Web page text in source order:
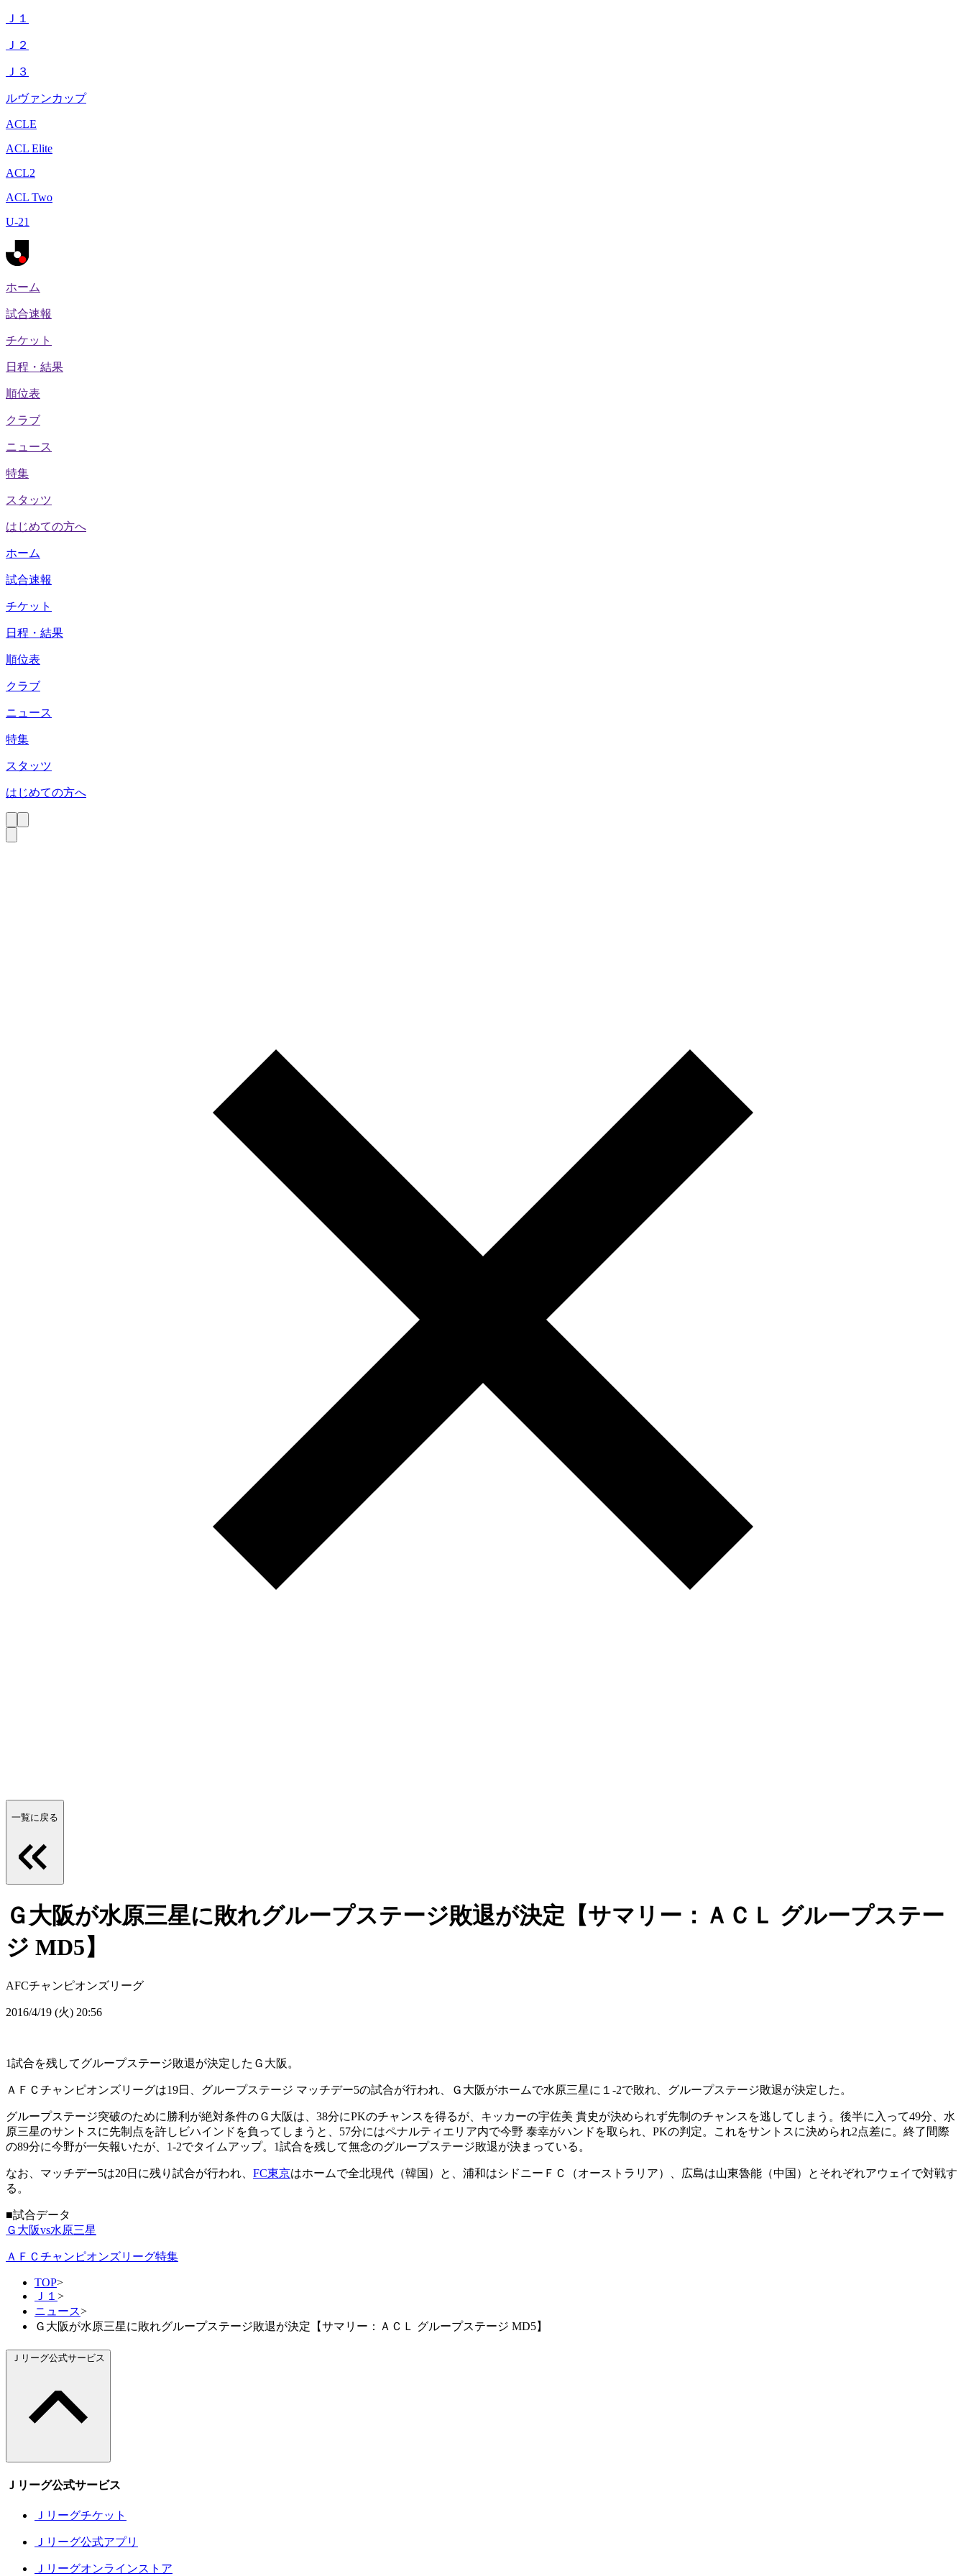
Ｊ１
Ｊ２
Ｊ３
ルヴァンカップ
ACLE
ACL Elite
ACL2
ACL Two
U-21
ホーム
試合速報
チケット
日程・結果
順位表
クラブ
ニュース
特集
スタッツ
はじめての方へ
ホーム
試合速報
チケット
日程・結果
順位表
クラブ
ニュース
特集
スタッツ
はじめての方へ
一覧に戻る
Ｇ大阪が水原三星に敗れグループステージ敗退が決定【サマリー：ＡＣＬ グループステー
ジ MD5】
AFCチャンピオンズリーグ
2016/4/19 (火) 20:56
1試合を残してグループステージ敗退が決定したＧ大阪。
ＡＦＣチャンピオンズリーグは19日、グループステージ マッチデー5の試合が行われ、Ｇ大阪がホームで水原三星に１-2で敗れ、グループステージ敗退が決定した。
グループステージ突破のために勝利が絶対条件のＧ大阪は、38分にPKのチャンスを得るが、キッカーの宇佐美 貴史が決められず先制のチャンスを逃してしまう。後半に入って49分、水
原三星のサントスに先制点を許しビハインドを負ってしまうと、57分にはペナルティエリア内で今野 泰幸がハンドを取られ、PKの判定。これをサントスに決められ2点差に。終了間際
の89分に今野が一矢報いたが、1-2でタイムアップ。1試合を残して無念のグループステージ敗退が決まっている。
なお、マッチデー5は20日に残り試合が行われ、 FC東京はホームで全北現代（韓国）と、浦和はシドニーＦＣ（オーストラリア）、広島は山東魯能（中国）と それぞれアウェイで対戦す
る。
■試合データ
Ｇ大阪vs水原三星
ＡＦＣチャンピオンズリーグ特集
TOP>
Ｊ１ >
ニュース>
Ｇ大阪が水原三星に敗れグループステージ敗退が決定【サマリー：ＡＣＬ グループステージ MD5】
Ｊリーグ公式サービス
Ｊリーグ公式サービス
Ｊリーグチケット
Ｊリーグ公式アプリ
Ｊリーグオンラインストア